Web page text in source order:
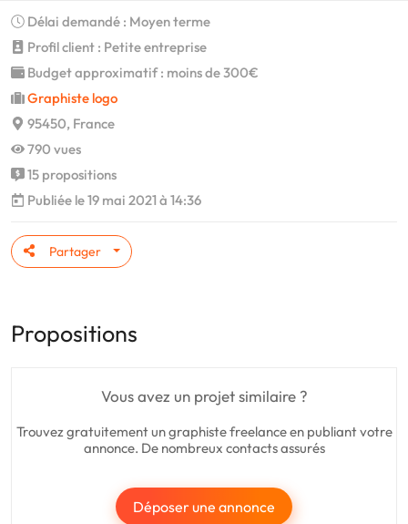
Délai demandé : Moyen terme
Profil client : Petite entreprise
Budget approximatif : moins de 300€
Graphiste logo
95450, France
790 vues
15 propositions
Publiée le 19 mai 2021 à 14:36
Partager
Propositions
Vous avez un projet similaire ?
Trouvez gratuitement un graphiste freelance en publiant votre
annonce. De nombreux contacts assurés
Déposer une annonce